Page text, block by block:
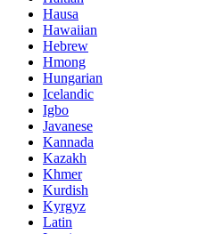
Hausa
Hawaiian
Hebrew
Hmong
Hungarian
Icelandic
Igbo
Javanese
Kannada
Kazakh
Khmer
Kurdish
Kyrgyz
Latin